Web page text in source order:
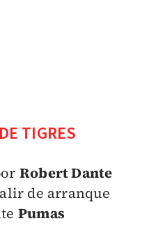
TIGRES
Robert Dante
de arranque
Pumas